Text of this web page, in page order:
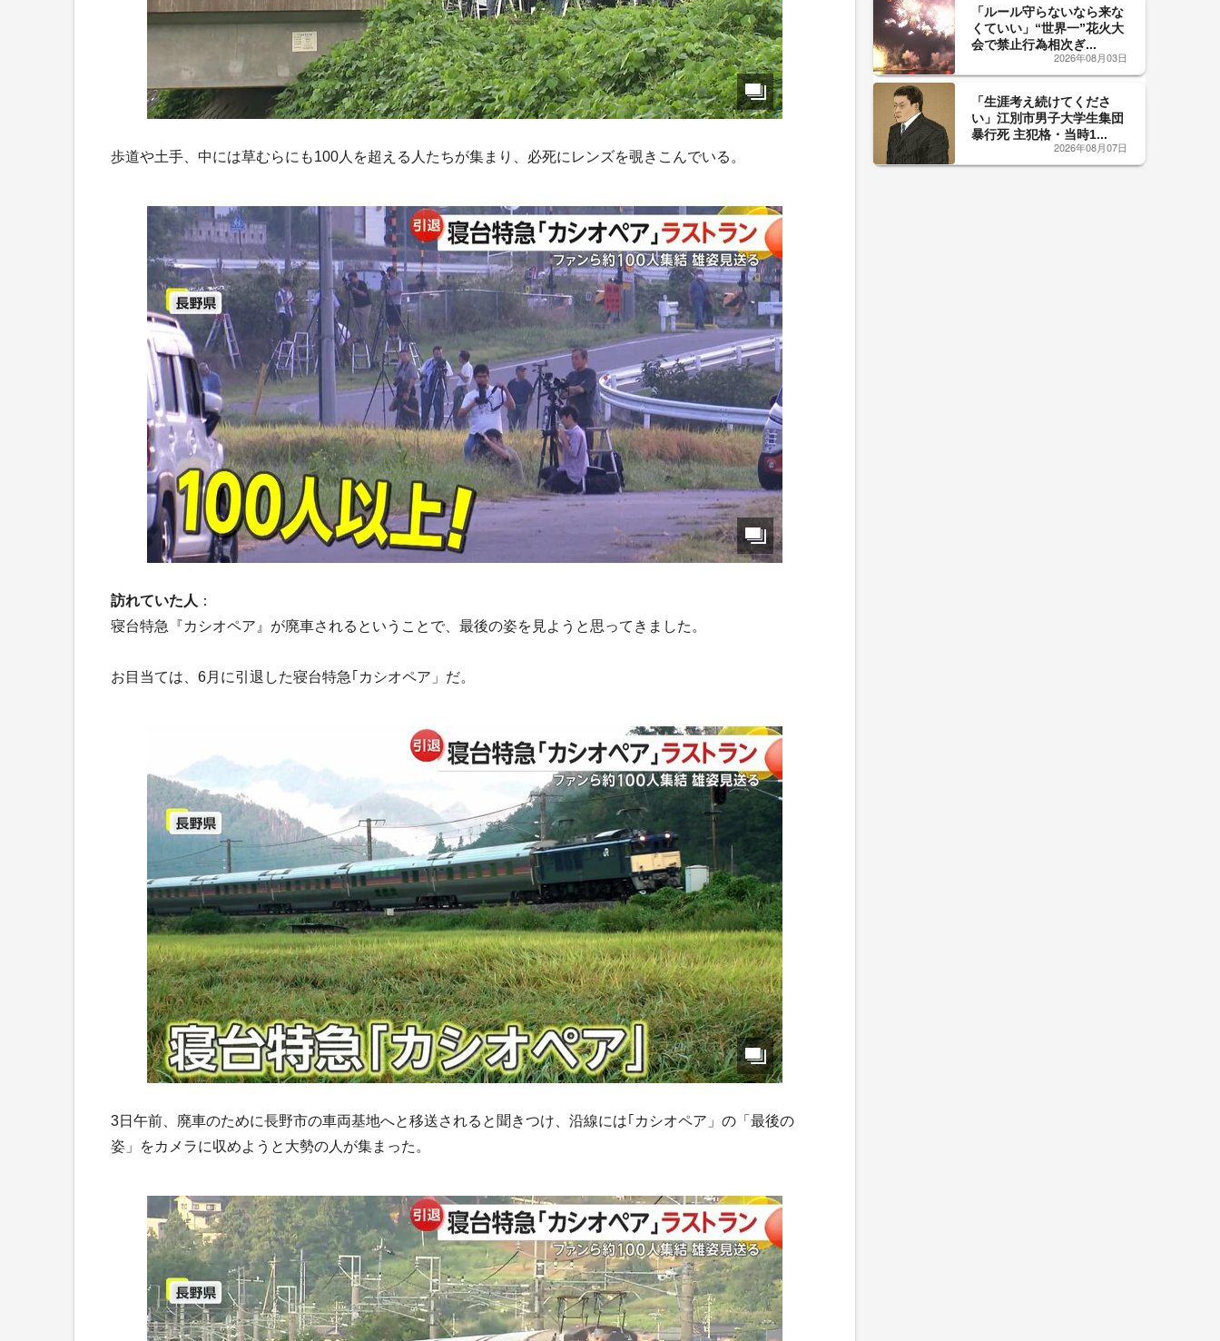
歩道や土手、中には草むらにも100人を超える人たちが集まり、必死にレンズを覗きこんでいる。
訪れていた人 ：
寝台特急『カシオペア』が廃車されるということで、最後の姿を見ようと思ってきました。
お目当ては、6月に引退した寝台特急｢カシオペア」だ。
3日午前、廃車のために長野市の車両基地へと移送されると聞きつけ、沿線には｢カシオペア」の「最後の
姿」をカメラに収めようと大勢の人が集まった。
「ルール守らないなら来な
くていい」“世界一”花火大
会で禁止行為相次ぎ...
2026年08月03日
「生涯考え続けてくださ
い」江別市男子大学生集団
暴行死 主犯格・当時1...
2026年08月07日